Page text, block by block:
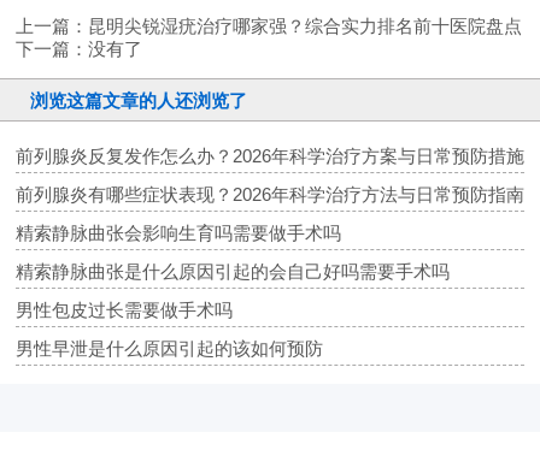
上一篇： 昆明尖锐湿疣治疗哪家强？综合实力排名前十医院盘点
下一篇：没有了
浏览这篇文章的人还浏览了
前列腺炎反复发作怎么办？2026年科学治疗方案与日常预防措施
前列腺炎有哪些症状表现？2026年科学治疗方法与日常预防指南
精索静脉曲张会影响生育吗需要做手术吗
精索静脉曲张是什么原因引起的会自己好吗需要手术吗
男性包皮过长需要做手术吗
男性早泄是什么原因引起的该如何预防